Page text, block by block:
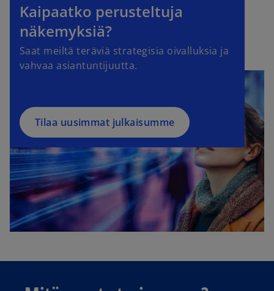
Kaipaatko perusteltuja
näkemyksiä?
Saat meiltä teräviä strategisia oivalluksia ja
vahvaa asiantuntijuutta.
Tilaa uusimmat julkaisumme